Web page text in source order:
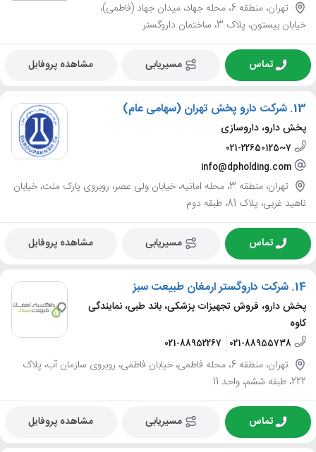
تهران، منطقه 6، محله جهاد، میدان جهاد (فاطمی)،
خیابان بیستون، پلاک 3، ساختمان داروگستر
تماس مسیریابی مشاهده پروفایل
13. شرکت دارو پخش تهران (سهامی عام)
پخش دارو، داروسازی
021-22650125~7
info@dpholding.com
تهران، منطقه 3، محله امانیه، خیابان ولی عصر، روبروی پارک ملت، خیابان
ناهید غربی، پلاک 81، طبقه دوم
تماس مسیریابی مشاهده پروفایل
14. شرکت داروگستر ارمغان طبیعت سبز
پخش دارو، فروش تجهیزات پزشکی، باند طبی، نمایندگی
کاوه
021-88955738
021-88952267
تهران، منطقه 6، محله فاطمی، خیابان فاطمی، روبروی سازمان آب، پلاک
222، طبقه ششم، واحد 11
تماس مسیریابی مشاهده پروفایل